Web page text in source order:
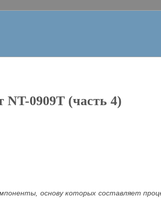
0909T (часть 4)
основу которых составляет